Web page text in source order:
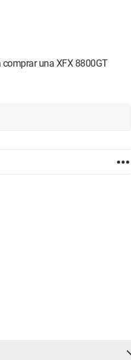
una XFX 8800GT